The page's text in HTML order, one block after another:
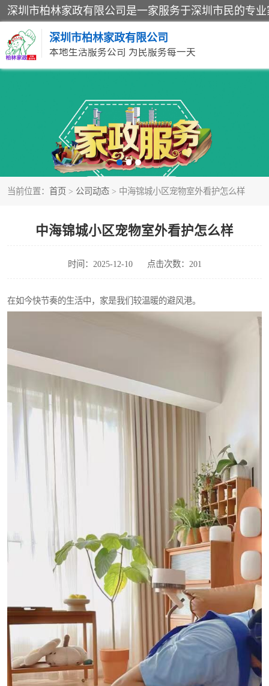
深圳市柏林家政有限公司
本地生活服务公司 为民服务每一天
当前位置： 首页 > 公司动态 > 中海锦城小区宠物室外看护怎么样
中海锦城小区宠物室外看护怎么样
时间：2025-12-10 点击次数：201
在如今快节奏的生活中，家是我们较温暖的避风港。